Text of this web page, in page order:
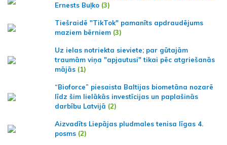
Ernests Buļko (3)
Tiešraidē "TikTok" pamanīts apdraudējums
maziem bērniem (3)
Uz ielas notriekta sieviete; par gūtajām
traumām viņa "apjautusi" tikai pēc atgriešanās
mājās (1)
“Bioforce” piesaista Baltijas biometāna nozarē
līdz šim lielākās investīcijas un paplašinās
darbību Latvijā (2)
Aizvadīts Liepājas pludmales tenisa līgas 4.
posms (2)